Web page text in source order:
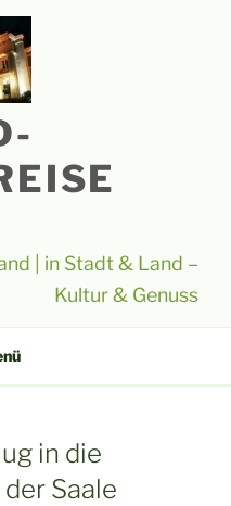
| in Stadt & Land –
Kultur & Genuss
in die
Saale